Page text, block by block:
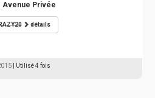
Avenue Privée
détails
| Utilisé 4 fois